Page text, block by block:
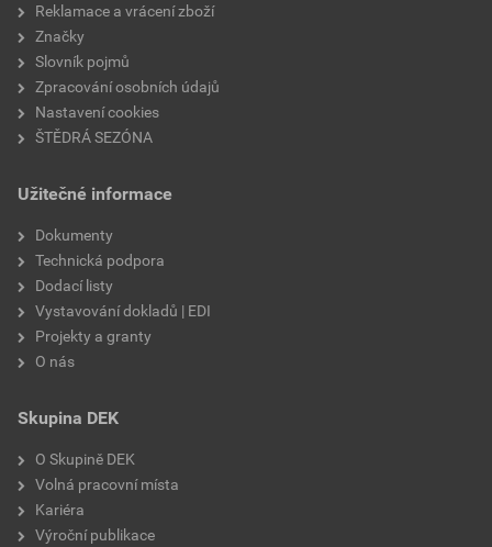
Reklamace a vrácení zboží
Značky
Slovník pojmů
Zpracování osobních údajů
Nastavení cookies
ŠTĚDRÁ SEZÓNA
Užitečné informace
Dokumenty
Technická podpora
Dodací listy
Vystavování dokladů | EDI
Projekty a granty
O nás
Skupina DEK
O Skupině DEK
Volná pracovní místa
Kariéra
Výroční publikace